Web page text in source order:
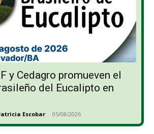
y Cedagro promueven el
del Eucalipto en
Escobar - 05/08/2026